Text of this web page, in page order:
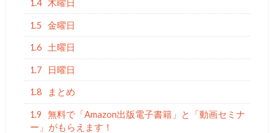
1.4 木曜日
1.5 金曜日
1.6 土曜日
1.7 日曜日
1.8 まとめ
1.9
無料で「Amazon出版電子書籍」と「動画セミナ
ー」がもらえます！